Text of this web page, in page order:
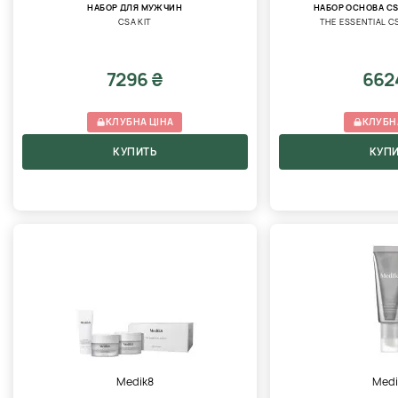
НАБОР ДЛЯ МУЖЧИН
CSA KIT
7296 ₴
КЛУБНА ЦІНА
КУПИТЬ
НАБОР ОСНОВА
THE ESSENTIAL
Medik8